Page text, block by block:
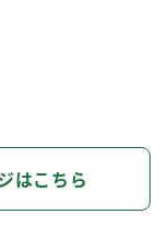
はこちら